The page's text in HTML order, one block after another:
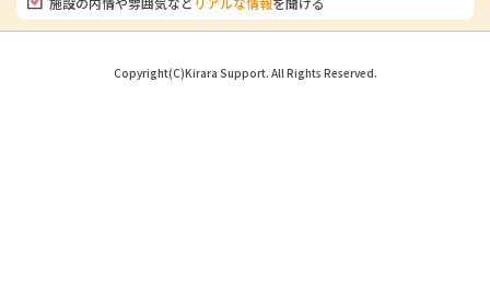
Copyright(C)Kirara Support. All Rights Reserved.